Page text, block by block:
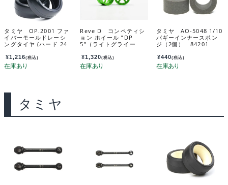
タミヤ OP.2001 ファ
イバーモールドレーシ
ングタイヤ (ハード 24
¥1,216(税込)
Reve D コンペティシ
ョン ホイール ”DP
5”（ライトグライー
W-DP5G6
¥1,320(税込)
タミヤ AO-5048 1/10
バギーインナースポン
ジ（2個） 84201
¥440(税込)
タミヤ